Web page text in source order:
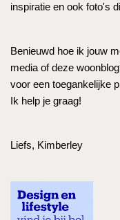
inspiratie en ook foto's
Benieuwd hoe ik jouw
media of deze
voor een toegankelijke
Ik help je graag!
Liefs, Kimberley